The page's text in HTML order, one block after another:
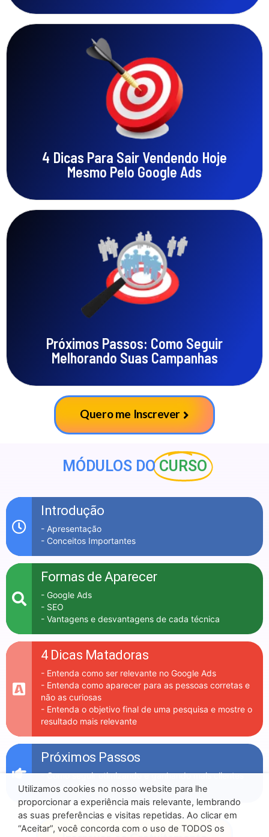
4 Dicas Para Sair Vendendo Hoje
Mesmo Pelo Google Ads
Aumente Sua Conversão
Clique custa dinheiro. Mostrar para quem não
interessa pode custar MUITO caro
Próximos Passos: Como Seguir
Melhorando Suas Campanhas
Amanhá
Entenda como prosseguir o ensinamento e ter clientes
diários pelo Google
Quero me Inscrever
MÓDULOS DO CURSO
Introdução
- Apresentação
- Conceitos Importantes
Formas de Aparecer
- Google Ads
- SEO
- Vantagens e desvantagens de cada técnica
4 Dicas Matadoras
- Entenda como ser relevante no Google Ads
- Entenda como aparecer para as pessoas corretas e
não as curiosas
- Entenda o objetivo final de uma pesquisa e mostre o
resultado mais relevante
Próximos Passos
- Como seguir otimizando e ganhando mais clientes
através do Google Ads
Utilizamos cookies no nosso website para lhe
proporcionar a experiência mais relevante, lembrando
as suas preferências e visitas repetidas. Ao clicar em
“Aceitar”, você concorda com o uso de TODOS os